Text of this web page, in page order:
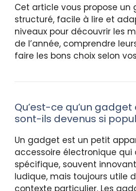
Cet article vous propose un
structuré, facile à lire et
niveaux pour découvrir les
de l’année, comprendre
faire les bons choix selon
Qu’est-ce qu’un
sont-ils devenus si
Un gadget est un petit
accessoire électronique
spécifique, souvent
ludique, mais toujours utile
contexte particulier. Les